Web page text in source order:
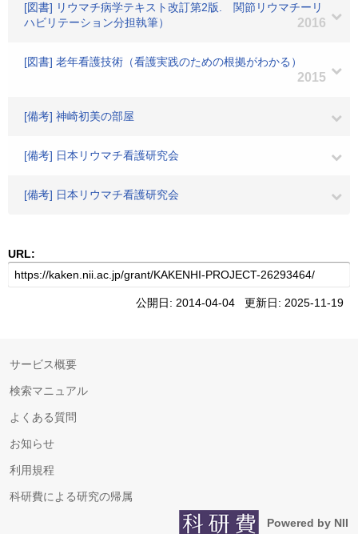
[図書] リウマチ病学テキスト改訂第2版. 関節リウマチーリ
ハビリテーション分担執筆）
2016
[図書] 老年看護技術（看護実践のための根拠がわかる）
2015
[備考] 神崎初美の部屋
[備考] 日本リウマチ看護研究会
[備考] 日本リウマチ看護研究会
URL:
公開日: 2014-04-04 更新日: 2025-11-19
サービス概要
検索マニュアル
よくある質問
お知らせ
利用規程
科研費による研究の帰属
Powered by NII